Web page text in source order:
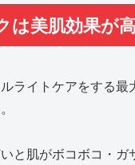
は美肌効果が
ライトケアをする最
と肌がボコボコ・ガ